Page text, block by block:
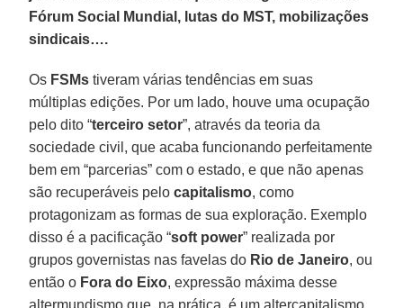
Fórum Social Mundial, lutas do MST, mobilizações
sindicais….
Os FSMs tiveram várias tendências em suas
múltiplas edições. Por um lado, houve uma ocupação
pelo dito “terceiro setor”, através da teoria da
sociedade civil, que acaba funcionando perfeitamente
bem em “parcerias” com o estado, e que não apenas
são recuperáveis pelocapitalismo, como
protagonizam as formas de sua exploração. Exemplo
disso é a pacificação “soft power” realizada por
grupos governistas nas favelas do Rio de Janeiro, ou
então o Fora do Eixo, expressão máxima desse
altermundismo que, na prática, é um altercapitalismo